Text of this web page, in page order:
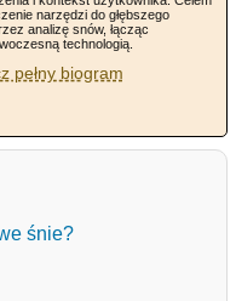
narzędzi do głębszego
analizę snów, łącząc
technologią.
pełny biogram
śnie?